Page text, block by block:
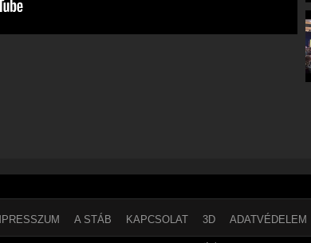
A STÁB KAPCSOLAT 3D ADATVÉDELEM